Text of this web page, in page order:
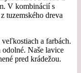
V kombinácií s
tuzemského dreva
a farbách.
Naše lavice
pred krádežou.